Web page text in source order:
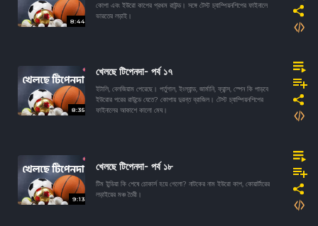
8:44
কোপা এবং ইউরো কাপের প্রথম রাউন্ড। সঙ্গে টেস্ট চ্যাম্পিয়নশিপের ফাইনালে
ভারতের লড়াই।
8:35
খেলছে টিপেনদা- পর্ব ১৭
ইটালি, বেলজিয়াম পেরেছে। পর্তুগাল, ইংল্যান্ড, জার্মানি, ফ্রান্স, স্পেন কি পাড়বে
ইউরোর পরের রাউন্ডে যেতে? কোপায় দুরন্ত ব্রাজিল। টেস্ট চ্যাম্পিয়নশিপের
ফাইনালের আকাশে কালো মেঘ।
9:13
খেলছে টিপেনদা- পর্ব ১৮
টিম ইন্ডিয়া কি শেষে চোকার্স হয়ে গেলো? নাটকের নাম ইউরো কাপ, কোয়ার্টারের
লড়াইয়ের মঞ্চ তৈরী।